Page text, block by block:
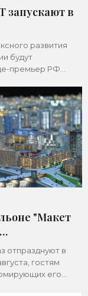
запускают в
развития
будут
премьер РФ
"Макет
отпразднуют в
гостям
его